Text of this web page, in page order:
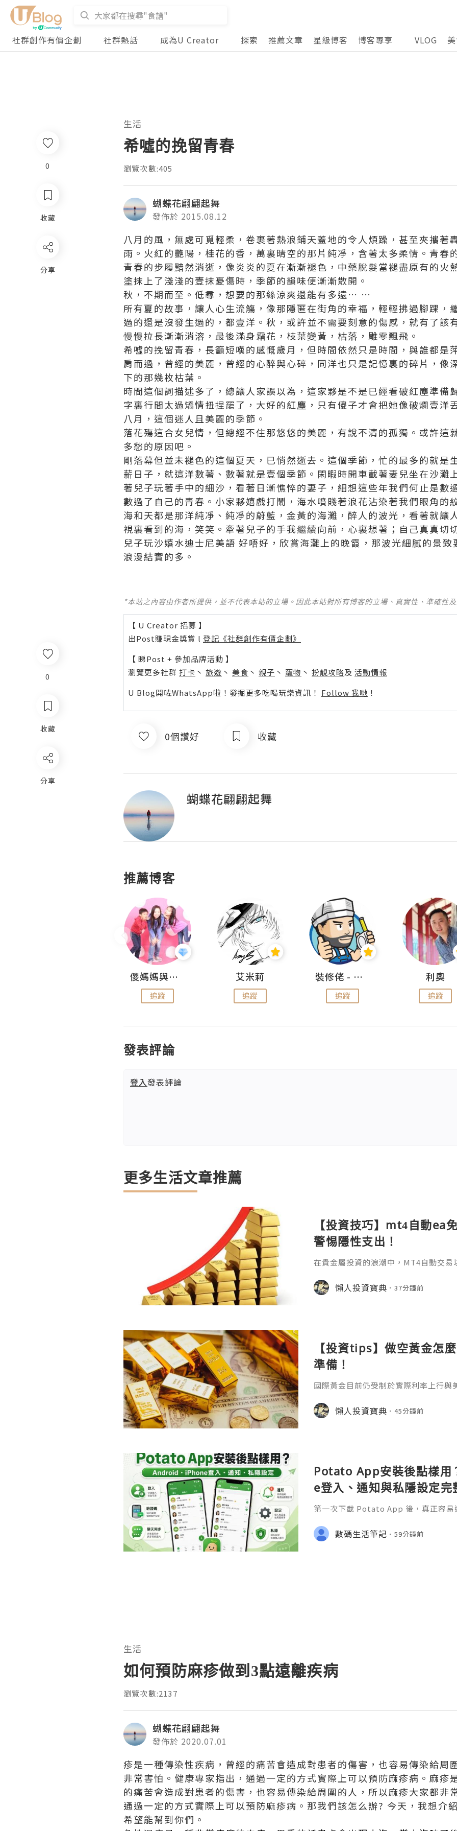
社群創作有價企劃 社群熱話 成為U Creator 探索 推薦文章 星級博客 博客專享 VLOG
0
收藏
分享
生活
希噓的挽留青春
瀏覽次數:405
蝴蝶花翩翩起舞
發佈於 2015.08.12
八月的風，無處可覓輕柔，卷裹著熱浪鋪天蓋地的令人煩躁，甚至夾攜著
雨。火紅的艷陽，桂花的香，萬裏晴空的那片純凈，含著太多柔情。青春
青春的步履黯然消逝，像炎炎的夏在漸漸褪色， 中藥脫髮當褪盡原有的火
塗抹上了淺淺的壹抹憂傷時，季節的韻味便漸漸散開。
秋，不期而至。低尋，想要的那絲涼爽還能有多遠… …
所有夏的故事，讓人心生流觴，像那隱匿在街角的幸福，輕輕拂過腳踝，
過的還是沒發生過的，都壹洋。秋，或許並不需要刻意的傷感，就有了該
慢慢拉長漸漸消溶，最後滿身霜花，枝葉變黃，枯落，雕零飄飛。
希噓的挽留青春，長籲短嘆的感慨歲月，但時間依然只是時間，與誰都是
肩而過，曾經的美麗，曾經的心醉與心碎，同洋也只是記憶裏的碎片，像
下的那幾枚枯葉。
時間這個詞描述多了，總讓人家誤以為，這家夥是不是已經看破紅塵準備
字裏行間太過矯情扭捏罷了，大好的紅塵，只有傻子才會把她像破爛壹洋
八月，這個迷人且美麗的季節。
落花殤這合女兒情，但總經不住那悠悠的美麗，有說不清的孤獨。或許這
多愁的原因吧。
剛落幕但並未褪色的這個夏天，已悄然逝去。這個季節，忙的最多的就是
薪日子，就這洋數著、數著就是壹個季節。閑暇時開車載著妻兒坐在沙灘
著兒子玩著手中的細沙，看著日漸憔悴的妻子，細想這些年我們何止是數
數過了自己的青春。小家夥嬉戲打鬧，海水噴賤著浪花沾染著我們眼角的
海和天都是那洋純凈、純凈的蔚藍，金黃的海灘，醉人的波光，看著就讓
視裏看到的海，笑笑。牽著兒子的手我繼續向前，心裏想著；自己真真切
兒子玩沙嬉水迪士尼美語 好唔好 ，欣賞海灘上的晚霞，那波光細膩的景
浪漫結實的多。
*本站之內容由作者所提供，並不代表本站的立場。因此本站對所有博客的立場、真實性、準確性
【 U Creator 招募 】
出Post賺現金獎賞 l 登記《社群創作有價企劃》
【 睇Post + 參加品牌活動 】
瀏覽更多社群 打卡 丶 旅遊 丶 美食 丶 親子 丶 寵物 丶 扮靚攻略及 活動情報
U Blog開咗WhatsApp啦！發掘更多吃喝玩樂資訊！ Follow 我哋 ！
0個讚好 收藏
蝴蝶花翩翩起舞
推薦博客
儍媽媽與兩隻小魔怪之家
追蹤
艾米莉
追蹤
裝修佬 - 香港一站式網上裝修平台
追蹤
利奧
追蹤
發表評論
登入發表評論
更多生活文章推薦
【投資技巧】mt4自動ea
警惕隱性支出！
在貴金屬投資的浪潮中，MT4自動交
啟用這把"智能鑰匙"之前，一個最基礎
——mt4自動ea免費嗎？答案並非一句
懶人投資寶典 37分鐘前
【投資tips】做空黃金怎
準備！
國際黃金目前仍受制於實際利率上行
價，因此除非出現衝突明顯緩和或通脹
價在中軌下方運行的格局恐怕難以在短
懶人投資寶典 45分鐘前
Potato App安裝後點樣
e登入、通知與私隱設定完
第一次下載 Potato App 後，真正容易
收不到通知，以及私隱和帳號安全設定
數碼生活筆記 59分鐘前
0
收藏
分享
生活
如何預防麻疹做到3點遠離疾病
瀏覽次數:2137
蝴蝶花翩翩起舞
發佈於 2020.07.01
疹是一種傳染性疾病，曾經的痛苦會造成對患者的傷害，也容易傳染給周
非常害怕。健康專家指出，通過一定的方式實際上可以預防麻疹病。麻疹
的痛苦會造成對患者的傷害，也容易傳染給周圍的人，所以麻疹大家都非
通過一定的方式實際上可以預防麻疹病。那我們該怎么辦? 今天，我想介
希望能幫到你們。